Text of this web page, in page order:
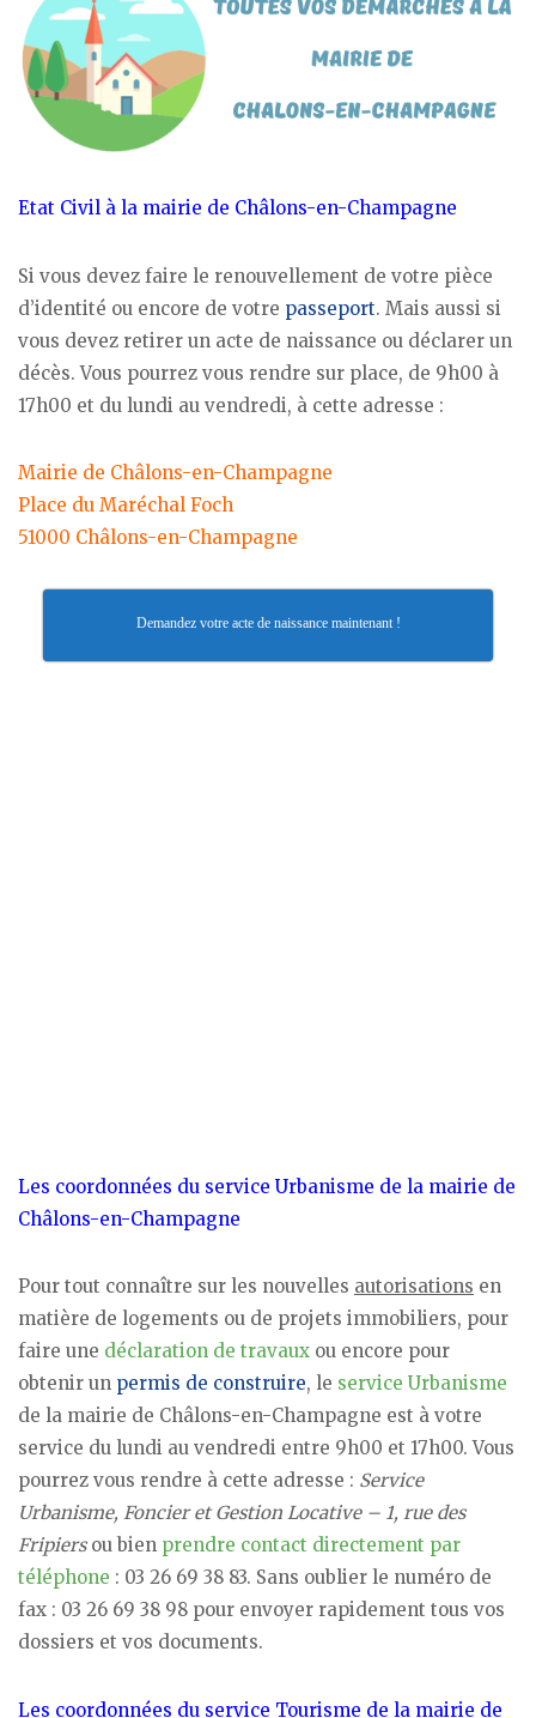
Etat Civil à la mairie de Châlons-en-Champagne
Si vous devez faire le renouvellement de votre pièce
d’identité ou encore de votre passeport. Mais aussi si
vous devez retirer un acte de naissance ou déclarer un
décès. Vous pourrez vous rendre sur place, de 9h00 à
17h00 et du lundi au vendredi, à cette adresse :
Mairie de Châlons-en-Champagne
Place du Maréchal Foch
51000 Châlons-en-Champagne
Demandez votre acte de naissance maintenant !
Les coordonnées du service Urbanisme de la mairie de
Châlons-en-Champagne
Pour tout connaître sur les nouvelles autorisations en
matière de logements ou de projets immobiliers, pour
faire une déclaration de travaux ou encore pour
obtenir un permis de construire, le service Urbanisme
de la mairie de Châlons-en-Champagne est à votre
service du lundi au vendredi entre 9h00 et 17h00. Vous
pourrez vous rendre à cette adresse : Service
Urbanisme, Foncier et Gestion Locative – 1, rue des
Fripiersou bien prendre contact directement par
téléphone : 03 26 69 38 83. Sans oublier le numéro de
fax : 03 26 69 38 98 pour envoyer rapidement tous vos
dossiers et vos documents.
Les coordonnées du service Tourisme de la mairie de